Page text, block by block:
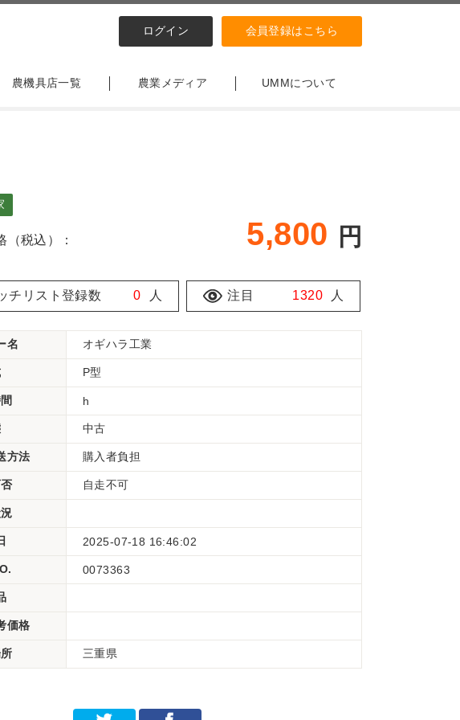
ログイン 会員登録はこちら
農機具店一覧 農業メディア UMMについて
（税込）： 5,800 円
チリスト登録数 0 人 注目 1320 人
名 オギハラ工業
P型
h
中古
方法 購入者負担
自走不可
2025-07-18 16:46:02
0073363
価格
三重県